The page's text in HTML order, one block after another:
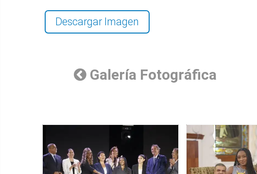
Descargar Imagen
Galería Fotográfica